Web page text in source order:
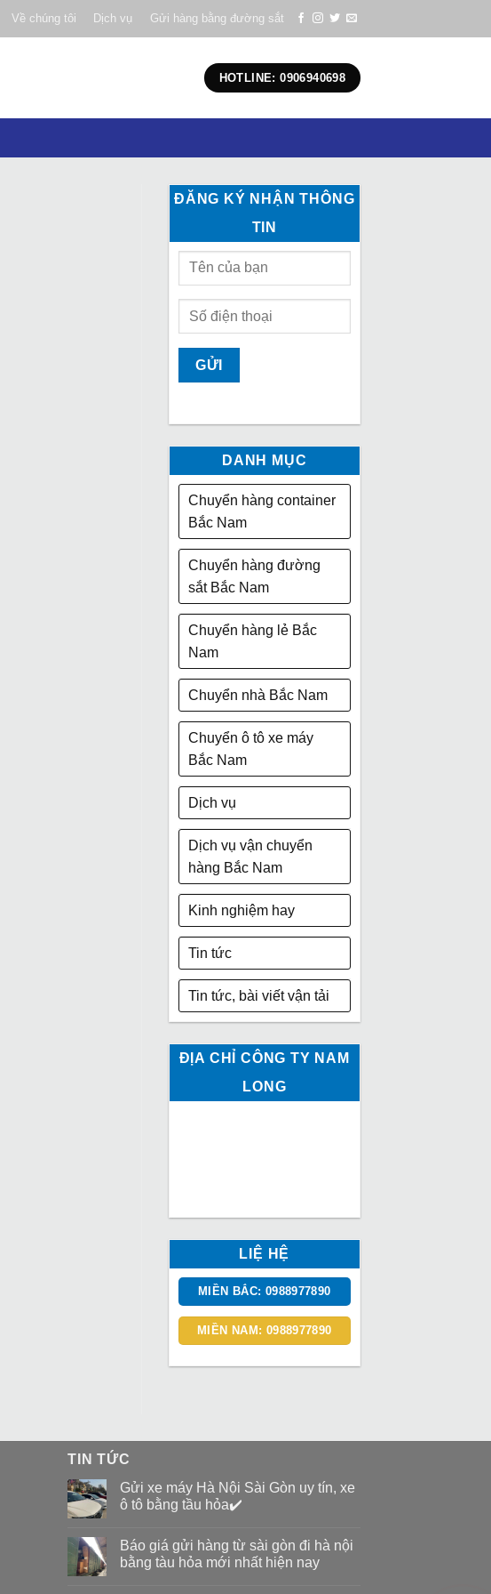
Về chúng tôi Dịch vụ Gửi hàng bằng đường sắt
HOTLINE: 0906940698
ĐĂNG KÝ NHẬN THÔNG
TIN
DANH MỤC
Chuyển hàng container
Bắc Nam
Chuyển hàng đường
sắt Bắc Nam
Chuyển hàng lẻ Bắc
Nam
Chuyển nhà Bắc Nam
Chuyển ô tô xe máy
Bắc Nam
Dịch vụ
Dịch vụ vận chuyển
hàng Bắc Nam
Kinh nghiệm hay
Tin tức
Tin tức, bài viết vận tải
ĐỊA CHỈ CÔNG TY NAM
LONG
LIỆ HỆ
MIỀN BẮC: 0988977890
MIỀN NAM: 0988977890
TIN TỨC
Gửi xe máy Hà Nội Sài Gòn uy tín, xe
ô tô bằng tầu hỏa✔️
Báo giá gửi hàng từ sài gòn đi hà nội
bằng tàu hỏa mới nhất hiện nay